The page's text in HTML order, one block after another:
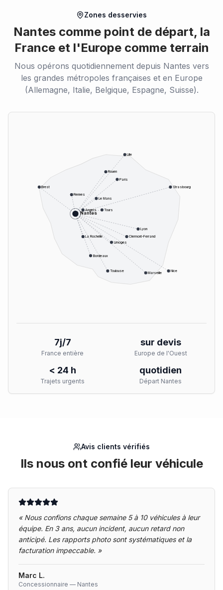
Zones desservies
Nantes comme point de départ, la
France et l'Europe comme terrain
Nous opérons quotidiennement depuis Nantes vers
les grandes métropoles françaises et en Europe
(Allemagne, Italie, Belgique, Espagne, Suisse).
Nantes
Paris
Lyon
Marseille
Toulouse
Bordeaux
Nice
Strasbourg
Lille
Rennes
Angers
Le Mans
Tours
Limoges
Clermont-Ferrand
Rouen
Brest
La Rochelle
7j/7
France entière
sur devis
Europe de l'Ouest
< 24 h
Trajets urgents
quotidien
Départ Nantes
Avis clients vérifiés
Ils nous ont confié leur véhicule
« Nous confions chaque semaine 5 à 10 véhicules à leur
équipe. En 3 ans, aucun incident, aucun retard non
anticipé. Les rapports photo sont systématiques et la
facturation impeccable. »
Marc L.
Concessionnaire — Nantes